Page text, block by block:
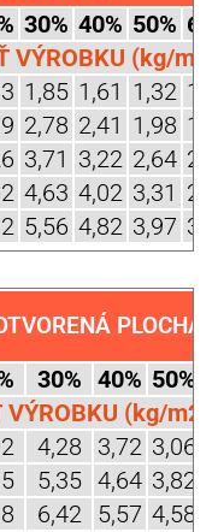
30% 40% 50%
VÝROBKU (kg/m2)
1,85 1,61 1,32
2,78 2,41 1,98
3,71 3,22 2,64
4,63 4,02 3,31
5,56 4,82 3,97
PLOCHA
30% 40% 50%
(kg/m2)
4,28 3,72 3,06
5,35 4,64 3,82
6,42 5,57 4,58